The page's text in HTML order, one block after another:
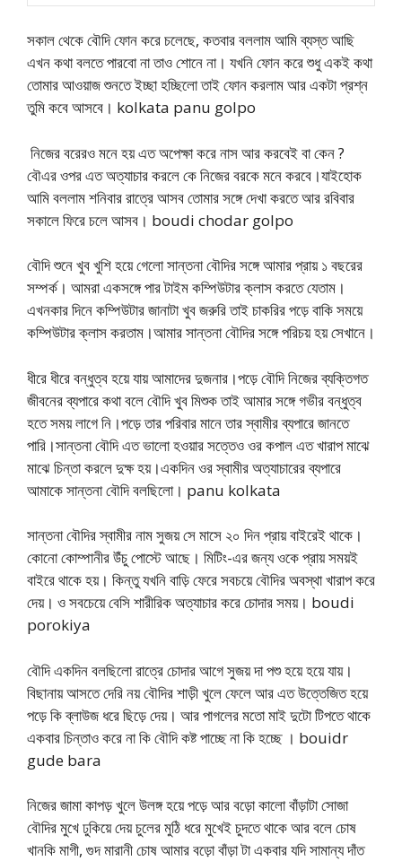
সকাল থেকে বৌদি ফোন করে চলেছে, কতবার বললাম আমি ব্যস্ত আছি
এখন কথা বলতে পারবো না তাও শোনে না। যখনি ফোন করে শুধু একই কথা
তোমার আওয়াজ শুনতে ইচ্ছা হচ্ছিলো তাই ফোন করলাম আর একটা প্রশ্ন
তুমি কবে আসবে। kolkata panu golpo
নিজের বরেরও মনে হয় এত অপেক্ষা করে নাস আর করবেই বা কেন ?
বৌএর ওপর এত অত্যাচার করলে কে নিজের বরকে মনে করবে।যাইহোক
আমি বললাম শনিবার রাত্রে আসব তোমার সঙ্গে দেখা করতে আর রবিবার
সকালে ফিরে চলে আসব। boudi chodar golpo
বৌদি শুনে খুব খুশি হয়ে গেলো সান্তনা বৌদির সঙ্গে আমার প্রায় ১ বছরের
সম্পর্ক। আমরা একসঙ্গে পার টাইম কম্পিউটার ক্লাস করতে যেতাম।
এখনকার দিনে কম্পিউটার জানাটা খুব জরুরি তাই চাকরির পড়ে বাকি সময়ে
কম্পিউটার ক্লাস করতাম।আমার সান্তনা বৌদির সঙ্গে পরিচয় হয় সেখানে।
ধীরে ধীরে বন্ধুত্ব হয়ে যায় আমাদের দুজনার।পড়ে বৌদি নিজের ব্যক্তিগত
জীবনের ব্যপারে কথা বলে বৌদি খুব মিশুক তাই আমার সঙ্গে গভীর বন্ধুত্ব
হতে সময় লাগে নি।পড়ে তার পরিবার মানে তার স্বামীর ব্যপারে জানতে
পারি।সান্তনা বৌদি এত ভালো হওয়ার সত্তেও ওর কপাল এত খারাপ মাঝে
মাঝে চিন্তা করলে দুক্ষ হয়।একদিন ওর স্বামীর অত্যাচারের ব্যপারে
আমাকে সান্তনা বৌদি বলছিলো। panu kolkata
সান্তনা বৌদির স্বামীর নাম সুজয় সে মাসে ২০ দিন প্রায় বাইরেই থাকে।
কোনো কোম্পানীর উঁচু পোস্টে আছে। মিটিং-এর জন্য ওকে প্রায় সময়ই
বাইরে থাকে হয়। কিন্তু যখনি বাড়ি ফেরে সবচয়ে বৌদির অবস্থা খারাপ করে
দেয়। ও সবচেয়ে বেসি শারীরিক অত্যাচার করে চোদার সময়। boudi
porokiya
বৌদি একদিন বলছিলো রাত্রে চোদার আগে সুজয় দা পশু হয়ে হয়ে যায়।
বিছানায় আসতে দেরি নয় বৌদির শাড়ী খুলে ফেলে আর এত উত্তেজিত হয়ে
পড়ে কি ব্লাউজ ধরে ছিড়ে দেয়। আর পাগলের মতো মাই দুটো টিপতে থাকে
একবার চিন্তাও করে না কি বৌদি কষ্ট পাচ্ছে না কি হচ্ছে । bouidr
gude bara
নিজের জামা কাপড় খুলে উলঙ্গ হয়ে পড়ে আর বড়ো কালো বাঁড়াটা সোজা
বৌদির মুখে ঢুকিয়ে দেয় চুলের মুঠি ধরে মুখেই চুদতে থাকে আর বলে চোষ
খানকি মাগী, গুদ মারানী চোষ আমার বড়ো বাঁড়া টা একবার যদি সামান্য দাঁত